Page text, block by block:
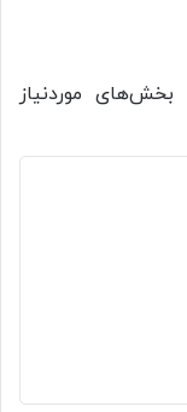
بخش‌های موردنیاز